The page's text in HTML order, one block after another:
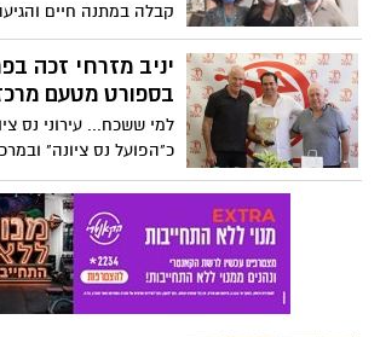
קבלה במתנה חיים
המכון האונקולוגי
הגיב הצוות הנרגש במכון
אסף הרופא.
יניב מזרחי זכה
בספורט מטעם
למי ששכח... עירוני נס
כ"הפועל נס ציונה"
מתייחסים אליה כקבוצה
שאת תואר "מנהל השנה
ליו"ר יניב מזרחי, שעוד
כנער תחת הסמל והשם